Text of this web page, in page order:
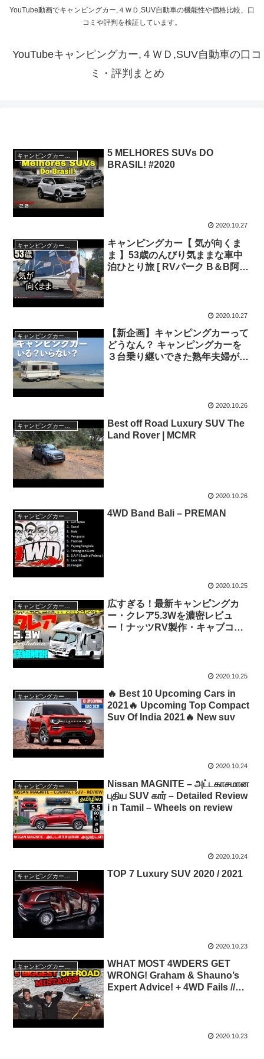
YouTube動画でキャンピングカー,４ＷＤ,SUV自動車の機能性や価格比較、口
コミや評判を検証しています。
YouTubeキャンピングカー,４ＷＤ,SUV自動車の口コ
ミ・評判まとめ
5 MELHORES SUVs DO
BRASIL! #2020
2020.10.27
キャンピングカー・SUV人気車種
キャンピングカー【 気が向くま
ま 】53歳のんびり気ままな車中
泊ひとり旅 [ RVパーク B＆B阿蘇
2020.10.27
【新企画】キャンピングカーって
どうなん？ キャンピングカーを
３台乗り継いできた熟年夫婦が考
2020.10.26
Best off Road Luxury SUV The
Land Rover | MCMR
2020.10.26
4WD Band Bali – PREMAN
2020.10.25
広すぎる！最新キャンピングカ
ー・クレア5.3Wを濃密レビュ
ー！ナッツRV製作・キャブコン
2020.10.25
🔥 Best 10 Upcoming Cars in
2021🔥 Upcoming Top Compact
Suv Of India 2021🔥 New suv
2020.10.24
Nissan MAGNITE – அட்டகாசமான
புதிய SUV கார் – Detailed Review
i n Tamil – Wheels on review
2020.10.24
キャンピングカー・SUV人気車種 TOP 7 Luxury SUV 2020 / 2021
2020.10.23
WHAT MOST 4WDERS GET
WRONG! Graham & Shauno’s
Expert Advice! + 4WD Fails //
2020.10.23